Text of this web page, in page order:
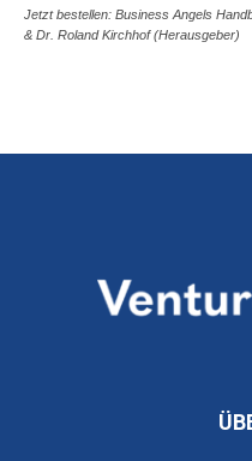
Jetzt bestellen: Business Angels
& Dr. Roland Kirchhof (Herausgeber)